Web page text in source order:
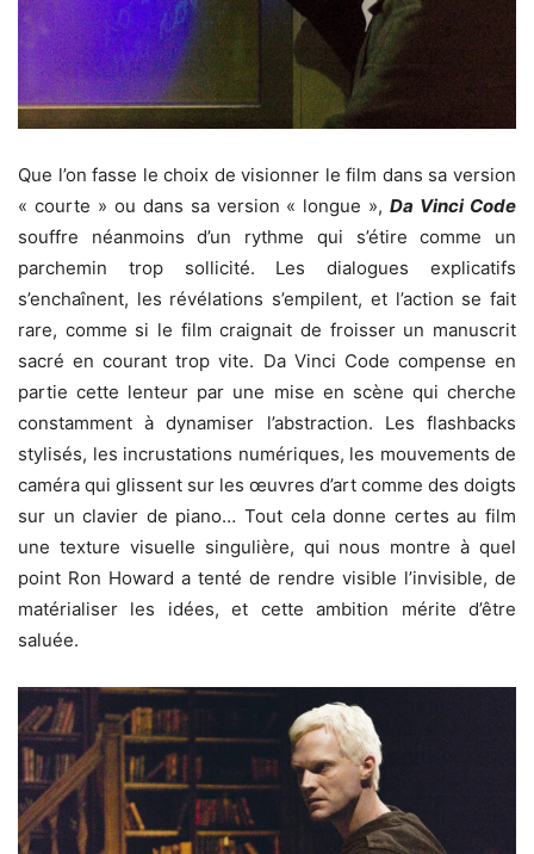
Que l’on fasse le choix de visionner le film dans sa version
« courte » ou dans sa version « longue »,Da Vinci Code
souffre néanmoins d’un rythme qui s’étire comme un
parchemin trop sollicité. Les dialogues explicatifs
s’enchaînent, les révélations s’empilent, et l’action se fait
rare, comme si le film craignait de froisser un manuscrit
sacré en courant trop vite. Da Vinci Code compense en
partie cette lenteur par une mise en scène qui cherche
constamment à dynamiser l’abstraction. Les flashbacks
stylisés, les incrustations numériques, les mouvements de
caméra qui glissent sur les œuvres d’art comme des doigts
sur un clavier de piano… Tout cela donne certes au film
une texture visuelle singulière, qui nous montre à quel
point Ron Howard a tenté de rendre visible l’invisible, de
matérialiser les idées, et cette ambition mérite d’être
saluée.